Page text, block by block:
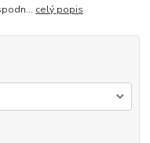
celý popis